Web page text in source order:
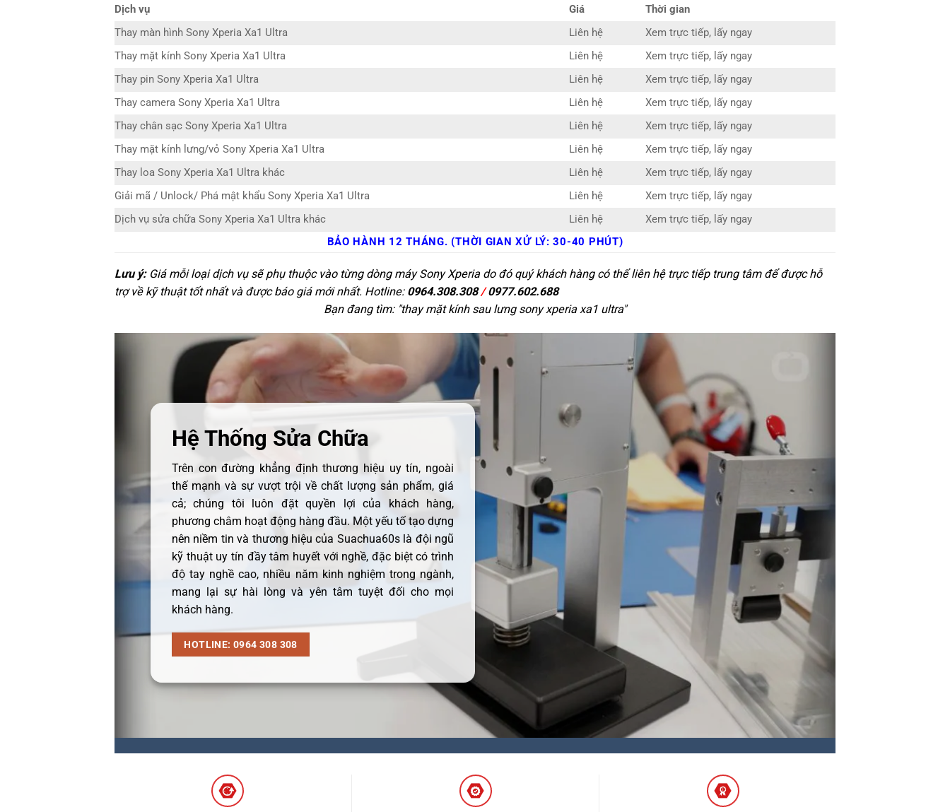
Dịch vụ Giá
Thời gian
Thay màn hình Sony Xperia Xa1 Ultra
Liên hệ
Xem trực tiếp, lấy ngay
Thay mặt kính Sony Xperia Xa1 Ultra
Liên hệ
Xem trực tiếp, lấy ngay
Thay pin Sony Xperia Xa1 Ultra
Liên hệ
Xem trực tiếp, lấy ngay
Thay camera Sony Xperia Xa1 Ultra
Liên hệ
Xem trực tiếp, lấy ngay
Thay chân sạc Sony Xperia Xa1 Ultra
Liên hệ
Xem trực tiếp, lấy ngay
Thay mặt kính lưng/vỏ Sony Xperia Xa1 Ultra
Liên hệ
Xem trực tiếp, lấy ngay
Thay loa Sony Xperia Xa1 Ultra khác
Liên hệ
Xem trực tiếp, lấy ngay
Giải mã / Unlock/ Phá mật khẩu Sony Xperia Xa1 Ultra
Liên hệ
Xem trực tiếp, lấy ngay
Dịch vụ sửa chữa Sony Xperia Xa1 Ultra khác
Liên hệ
Xem trực tiếp, lấy ngay
BẢO HÀNH 12 THÁNG. (THỜI GIAN XỬ LÝ: 30-40 PHÚT)
Lưu ý:Giá mỗi loại dịch vụ sẽ phụ thuộc vào từng dòng máy Sony Xperia do đó quý khách hàng có thể liên hệ trực tiếp trung tâm để được hỗ
trợ về kỹ thuật tốt nhất và được báo giá mới nhất. Hotline: 0964.308.308/0977.602.688
Bạn đang tìm: "thay mặt kính sau lưng sony xperia xa1 ultra"
Hệ Thống Sửa Chữa
Trên con đường khẳng định thương hiệu uy tín, ngoài
thế mạnh và sự vượt trội về chất lượng sản phẩm, giá
cả; chúng tôi luôn đặt quyền lợi của khách hàng,
phương châm hoạt động hàng đầu. Một yếu tố tạo dựng
nên niềm tin và thương hiệu của Suachua60s là đội ngũ
kỹ thuật uy tín đầy tâm huyết với nghề, đặc biệt có trình
độ tay nghề cao, nhiều năm kinh nghiệm trong ngành,
mang lại sự hài lòng và yên tâm tuyệt đối cho mọi
khách hàng.
HOTLINE: 0964 308 308